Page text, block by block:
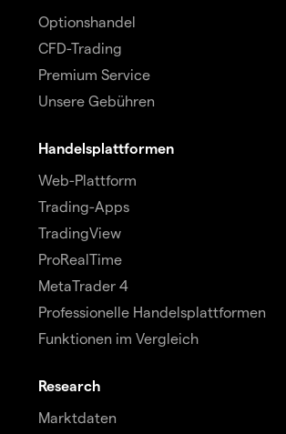
Optionshandel
CFD-Trading
Premium Service
Unsere Gebühren
Handelsplattformen
Web-Plattform
Trading-Apps
TradingView
ProRealTime
MetaTrader 4
Professionelle Handelsplattformen
Funktionen im Vergleich
Research
Marktdaten